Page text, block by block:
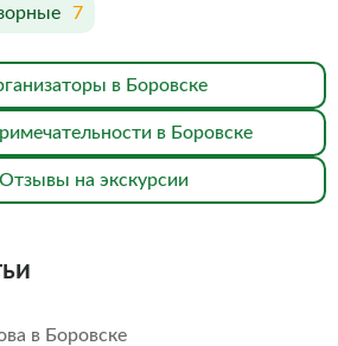
7
в Боровске
в Боровске
Отзывы на экскурсии
в Боровске